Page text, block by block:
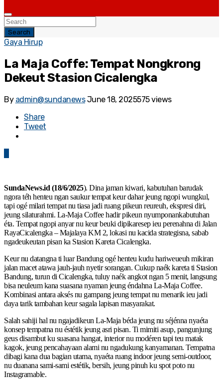
Search
Gaya Hirup
La Maja Coffe: Tempat Nongkrong
Dekeut Stasion Cicalengka
By admin@sundanews June 18, 2025575 views
Share
Tweet
SundaNews.id (18/6/2025). Dina jaman kiwari, kabutuhan barudak
ngora téh henteu ngan saukur tempat keur dahar jeung ngopi wungkul,
tapi ogé milari tempat nu tiasa jadi ruang pikeun reureuh, ekspresi diri,
jeung silaturahmi. La-Maja Coffee hadir pikeun nyumponankabutuhan
éta. Tempat ngopi anyar nu keur beuki dipikaresep ieu perenahna di Jalan
RayaCicalengka – Majalaya KM 2, lokasi nu kacida strategisna, sabab
ngadeukeutan pisan ka Stasion Kareta Cicalengka.
Keur nu datangna ti luar Bandung ogé henteu kudu hariweueuh mikiran
jalan macet atawa jauh-jauh nyetir sorangan. Cukup naék kareta ti Stasion
Bandung, turun di Cicalengka, tuluy naék angkot ngan 5 menit, langsung
bisa neuleum kana suasana nyaman jeung éndahna La-Maja Coffee.
Kombinasi antara aksés nu gampang jeung tempat nu menarik ieu jadi
daya tarik tambahan keur sagala lapisan masyarakat.
Salah sahiji hal nu ngajadikeun La-Maja béda jeung nu séjénna nyaéta
konsep tempatna nu éstétik jeung asri pisan. Ti mimiti asup, pangunjung
geus disambut ku suasana hangat, interior nu modéren tapi teu matak
kagok, jeung pencahayaan alami nu ngadukung kanyamanan. Tempatna
dibagi kana dua bagian utama, nyaéta ruang indoor jeung semi-outdoor,
nu duanana sami-sami estétik, bersih, jeung pinuh ku spot poto nu
Instagramable.